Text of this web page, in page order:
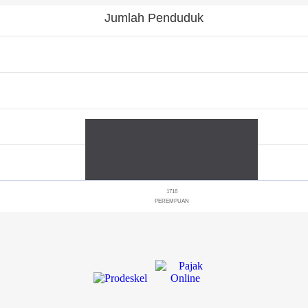
Jumlah Penduduk
1716
PEREMPUAN